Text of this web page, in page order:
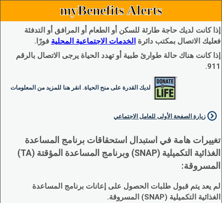
myBenefits Alerts
إذا كانت لديك حاجة طارئة للسكن أو الطعام أو المرافق أو التدفئة
فعليك الاتصال بمكتب دائرة الخدمات الاجتماعية المحلية فورًا.
إذا كانت هناك حالة طوارئ طبية أو تهدد الحياة يرجى الاتصال بالرقم
911.
لديك القدرة على منح الحياة. انقر هنا للمزيد من المعلومات
زيارة الصفحة الأولى للعامل الاجتماعي
تغييرات هامة في استبدال استحقاقات برنامج المساعدة
الغذائية التكميلية (SNAP) وبرنامج المساعدة المؤقتة (TA)
المسروقة:
لم يعد يتم قبول طلبات الحصول على إعانات برنامج المساعدة
الغذائية التكميلية (SNAP) المسروقة.